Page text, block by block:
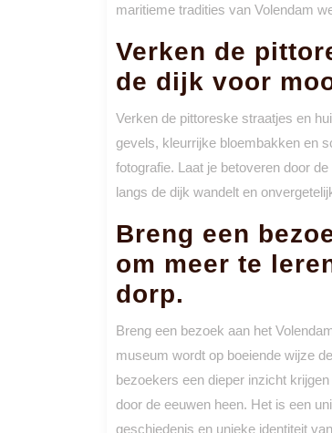
maritieme tradities van Volendam
Verken de
de dijk voor
Verken de pittoreske straatjes en
gevels, kleurrijke bloembakken en
fotografie. Laat je betoveren door
langs de dijk wandelt en
Breng een
om meer te
dorp.
Breng een bezoek aan het
museum wordt op boeiende wijze
bezoekers een dieper inzicht
door de eeuwen heen. Het is een
geschiedenis en unieke identiteit